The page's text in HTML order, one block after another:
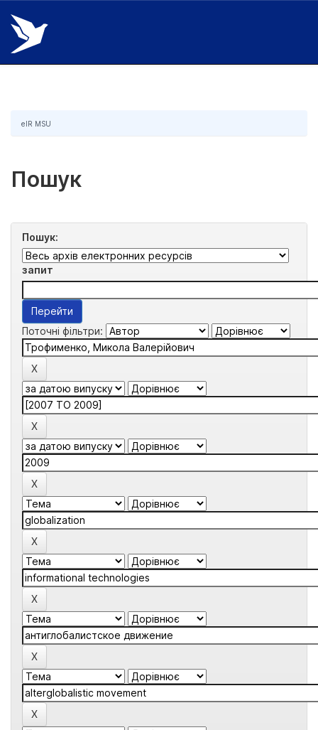
Skip
navigation
eIR MSU
Пошук
Пошук:
запит
Поточні фільтри: